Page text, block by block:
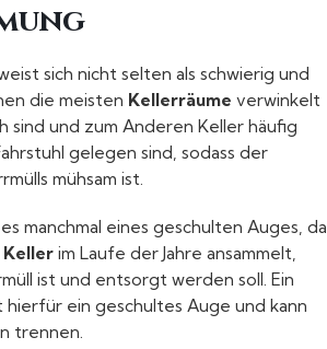
sich nicht selten als schwierig und
die meisten Kellerräume verwinkelt
sind und zum Anderen Keller häufig
gelegen sind, sodass der
mühsam ist.
manchmal eines geschulten Auges, da
Keller im Laufe der Jahre ansammelt,
ist und entsorgt werden soll. Ein
hierfür ein geschultes Auge und kann
trennen.